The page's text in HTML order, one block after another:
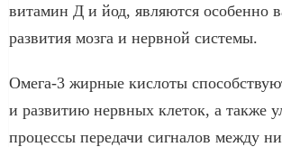
витамин Д и йод, являются особенно
развития мозга и нервной системы.
Омега-3 жирные кислоты
и развитию нервных клеток, а также
процессы передачи сигналов между